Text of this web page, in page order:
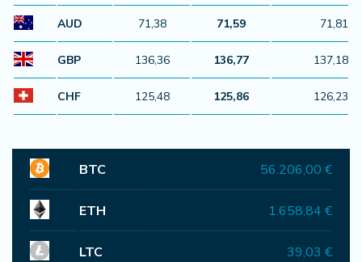
AUD 71,38 71,59 71,81
GBP 136,36 136,77 137,18
CHF 125,48 125,86 126,23
BTC 56.206,00 €
ETH 1.658,84 €
LTC 39,03 €